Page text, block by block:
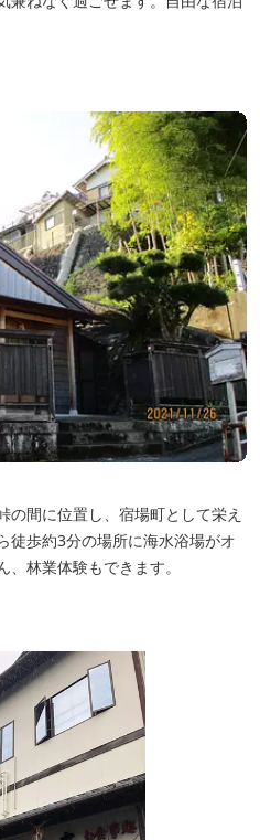
の間に位置し、宿場町として栄え
徒歩約3分の場所に海水浴場がオ
林業体験もできます。